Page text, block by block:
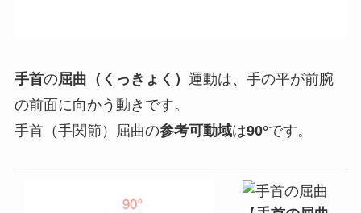
手首の屈曲（くっきょく） 運動は、手の平が前腕
の前面に向かう動きです。
手首（手関節）屈曲の参考可動域は90°です。